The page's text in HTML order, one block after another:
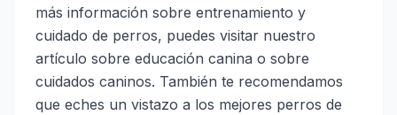
más información sobre entrenamiento y
cuidado de perros, puedes visitar nuestro
artículo sobre educación canina o sobre
cuidados caninos. También te recomendamos
que eches un vistazo a los mejores perros de